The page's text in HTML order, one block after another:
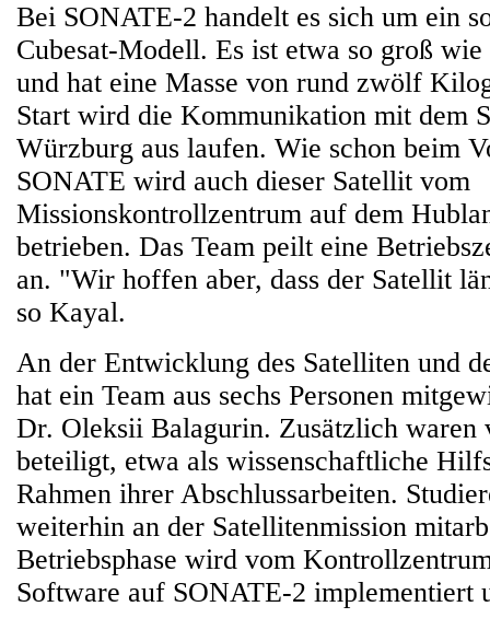
Bei SONATE-2 handelt es sich um ein
Cubesat-Modell. Es ist etwa so groß
und hat eine Masse von rund zwölf
Start wird die Kommunikation mit dem
Würzburg aus laufen. Wie schon beim
SONATE wird auch dieser Satellit vom
Missionskontrollzentrum auf dem
betrieben. Das Team peilt eine
an. "Wir hoffen aber, dass der Satellit
so Kayal.
An der Entwicklung des Satelliten und
hat ein Team aus sechs Personen
Dr. Oleksii Balagurin. Zusätzlich waren
beteiligt, etwa als wissenschaftliche
Rahmen ihrer Abschlussarbeiten.
weiterhin an der Satellitenmission
Betriebsphase wird vom
Software auf SONATE-2 implementiert